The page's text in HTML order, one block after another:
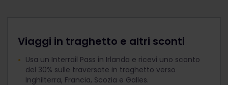
Viaggi in traghetto e altri sconti
Usa un Interrail Pass in Irlanda e ricevi uno sconto
del 30% sulle traversate in traghetto verso
Inghilterra, Francia, Scozia e Galles.